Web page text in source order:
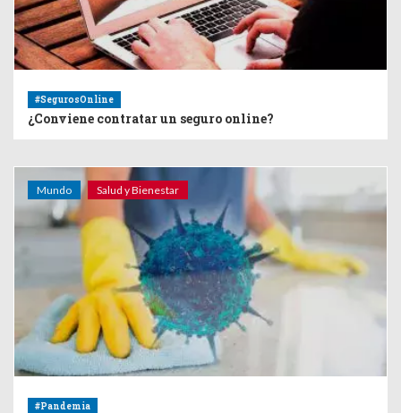
#SegurosOnline
¿Conviene contratar un seguro online?
Mundo Salud y Bienestar
#Pandemia